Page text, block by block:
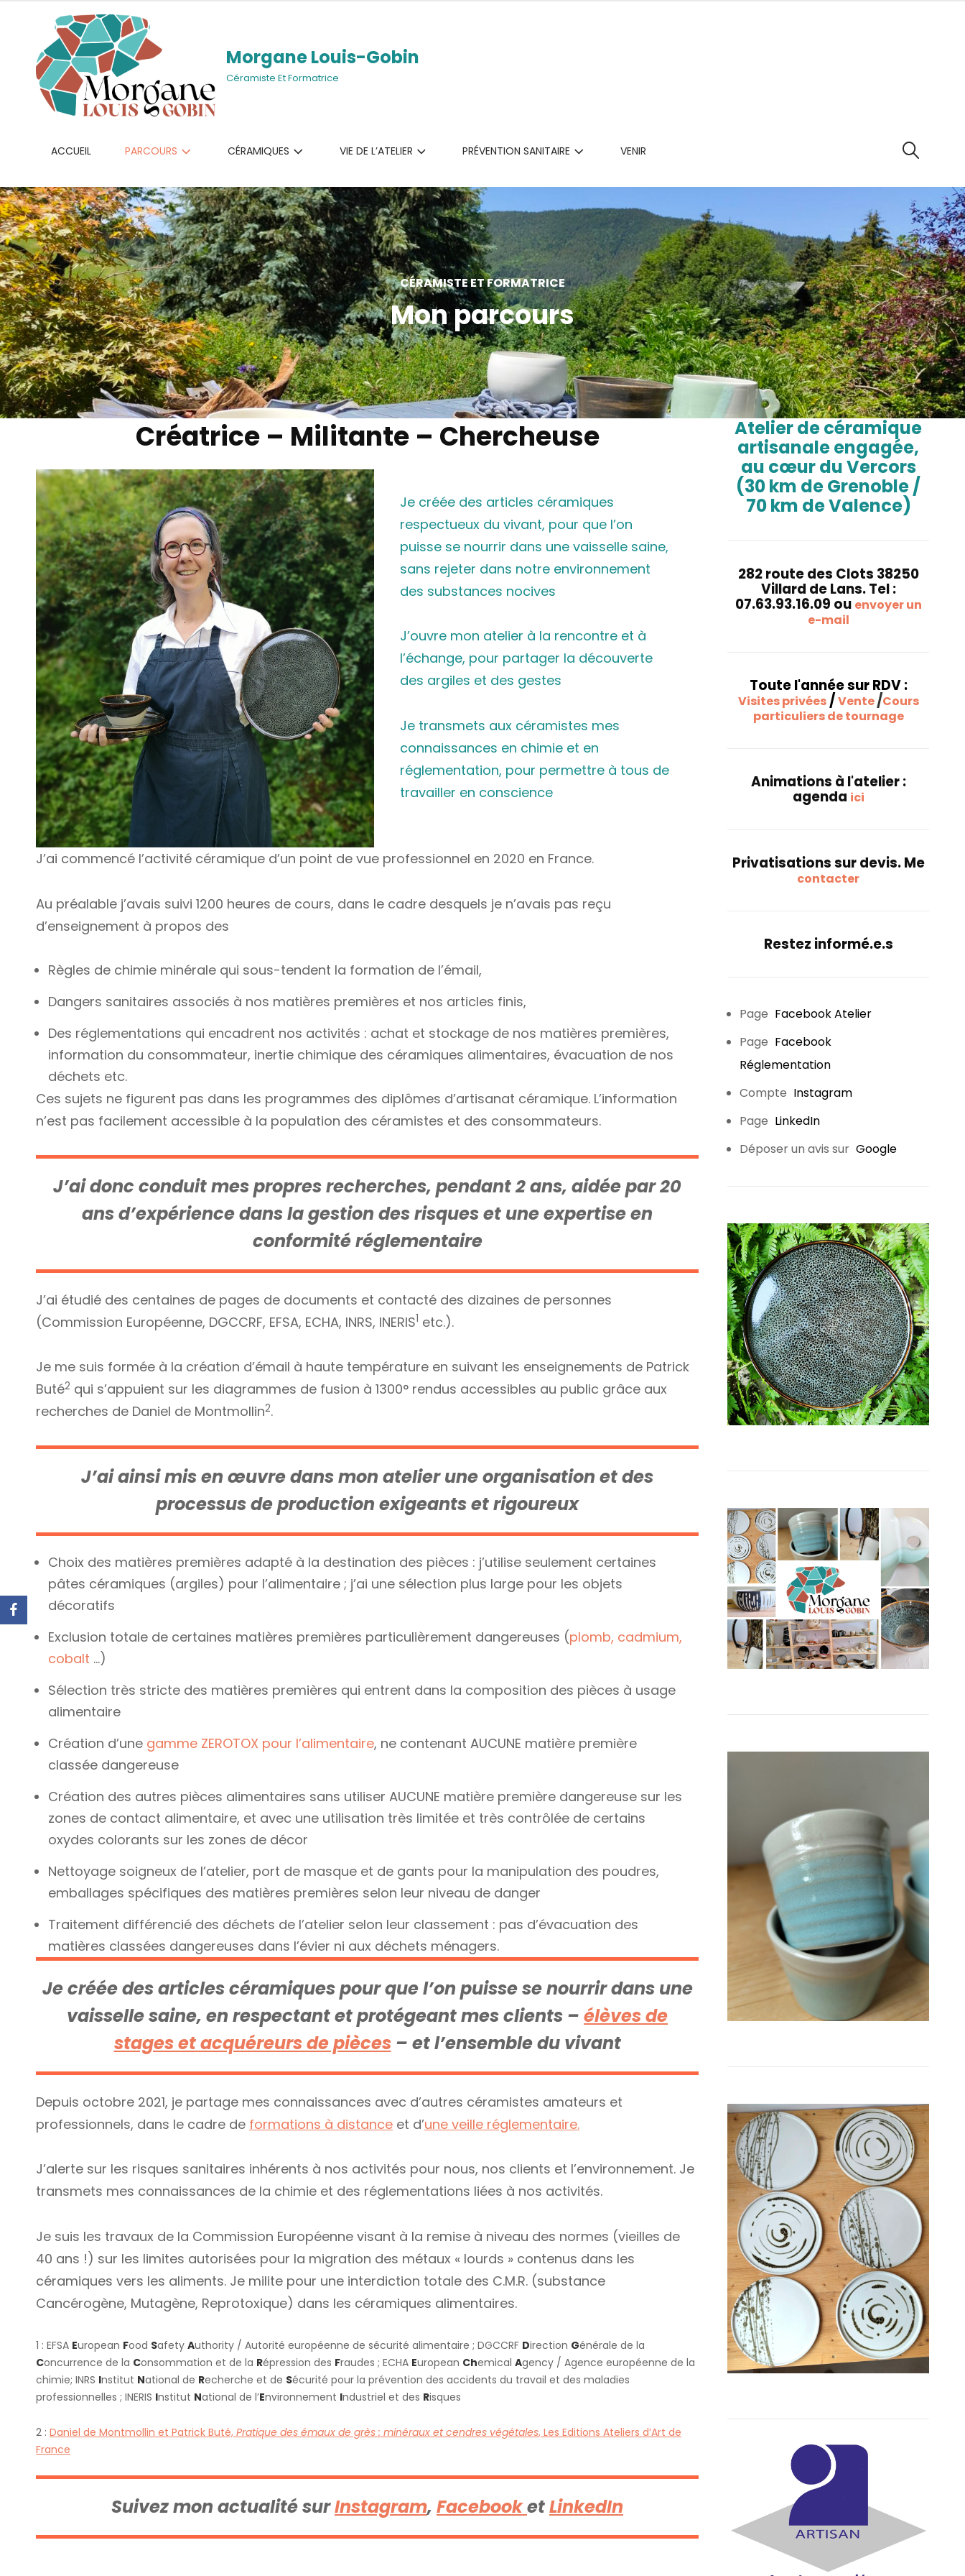
Morgane Louis-Gobin
Céramiste Et Formatrice
ACCUEIL PARCOURS CÉRAMIQUES VIE DE L’ATELIER PRÉVENTION SANITAIRE VENIR
CÉRAMISTE ET FORMATRICE
Mon parcours
Créatrice – Militante – Chercheuse
Je créée des articles céramiques
respectueux du vivant, pour que l’on
puisse se nourrir dans une vaisselle saine,
sans rejeter dans notre environnement
des substances nocives
J’ouvre mon atelier à la rencontre et à
l’échange, pour partager la découverte
des argiles et des gestes
Je transmets aux céramistes mes
connaissances en chimie et en
réglementation, pour permettre à tous de
travailler en conscience
J’ai commencé l’activité céramique d’un point de vue professionnel en 2020 en France.
Au préalable j’avais suivi 1200 heures de cours, dans le cadre desquels je n’avais pas reçu
d’enseignement à propos des
Règles de chimie minérale qui sous-tendent la formation de l’émail,
Dangers sanitaires associés à nos matières premières et nos articles finis,
Des réglementations qui encadrent nos activités : achat et stockage de nos matières premières,
information du consommateur, inertie chimique des céramiques alimentaires, évacuation de nos
déchets etc.
Ces sujets ne figurent pas dans les programmes des diplômes d’artisanat céramique. L’information
n’est pas facilement accessible à la population des céramistes et des consommateurs.
J’ai donc conduit mes propres recherches, pendant 2 ans, aidée par 20
ans d’expérience dans la gestion des risques et une expertise en
conformité réglementaire
J’ai étudié des centaines de pages de documents et contacté des dizaines de personnes
(Commission Européenne, DGCCRF, EFSA, ECHA, INRS, INERIS1 etc.).
Je me suis formée à la création d’émail à haute température en suivant les enseignements de Patrick
Buté2 qui s’appuient sur les diagrammes de fusion à 1300° rendus accessibles au public grâce aux
recherches de Daniel de Montmollin2.
J’ai ainsi mis en œuvre dans mon atelier une organisation et des
processus de production exigeants et rigoureux
Choix des matières premières adapté à la destination des pièces : j’utilise seulement certaines
pâtes céramiques (argiles) pour l’alimentaire ; j’ai une sélection plus large pour les objets
décoratifs
Exclusion totale de certaines matières premières particulièrement dangereuses (plomb, cadmium,
cobalt …)
Sélection très stricte des matières premières qui entrent dans la composition des pièces à usage
alimentaire
Création d’une gamme ZEROTOX pour l’alimentaire, ne contenant AUCUNE matière première
classée dangereuse
Création des autres pièces alimentaires sans utiliser AUCUNE matière première dangereuse sur les
zones de contact alimentaire, et avec une utilisation très limitée et très contrôlée de certains
oxydes colorants sur les zones de décor
Nettoyage soigneux de l’atelier, port de masque et de gants pour la manipulation des poudres,
emballages spécifiques des matières premières selon leur niveau de danger
Traitement différencié des déchets de l’atelier selon leur classement : pas d’évacuation des
matières classées dangereuses dans l’évier ni aux déchets ménagers.
Je créée des articles céramiques pour que l’on puisse se nourrir dans une
vaisselle saine, en respectant et protégeant mes clients – élèves de
stages et acquéreurs de pièces– et l’ensemble du vivant
Depuis octobre 2021, je partage mes connaissances avec d’autres céramistes amateurs et
professionnels, dans le cadre de formations à distance et d’une veille réglementaire.
J’alerte sur les risques sanitaires inhérents à nos activités pour nous, nos clients et l’environnement. Je
transmets mes connaissances de la chimie et des réglementations liées à nos activités.
Je suis les travaux de la Commission Européenne visant à la remise à niveau des normes (vieilles de
40 ans !) sur les limites autorisées pour la migration des métaux « lourds » contenus dans les
céramiques vers les aliments. Je milite pour une interdiction totale des C.M.R. (substance
Cancérogène, Mutagène, Reprotoxique) dans les céramiques alimentaires.
1 : EFSA European Food Safety Authority / Autorité européenne de sécurité alimentaire ; DGCCRF Direction Générale de la
Concurrence de la Consommation et de la Répression des Fraudes ; ECHA European Chemical Agency / Agence européenne de la
chimie; INRS Institut National de Recherche et de Sécurité pour la prévention des accidents du travail et des maladies
professionnelles ; INERIS Institut National de l’Environnement Industriel et des Risques
2 : Daniel de Montmollin et Patrick Buté, Pratique des émaux de grès : minéraux et cendres végétales, Les Editions Ateliers d’Art de
France
Suivez mon actualité surInstagram, FacebooketLinkedIn
Atelier de céramique
artisanale engagée,
au cœur du Vercors
(30 km de Grenoble /
70 km de Valence)
282 route des Clots 38250
Villard de Lans. Tel :
07.63.93.16.09 ou envoyer un
e-mail
Toute l'année sur RDV :
Visites privées/Vente/Cours
particuliers de tournage
Animations à l'atelier :
agenda ici
Privatisations sur devis. Me
contacter
Restez informé.e.s
Page Facebook Atelier
Page Facebook
Réglementation
Compte Instagram
Page LinkedIn
Déposer un avis sur Google